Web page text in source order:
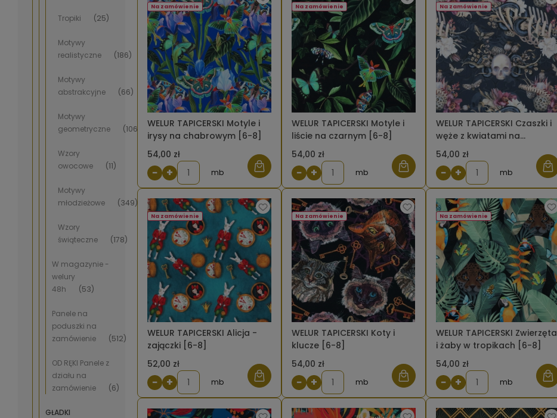
Tropiki (25)
Motywy
realistyczne
(186)
Motywy
abstrakcyjne
(66)
Motywy
geometryczne
(106)
Wzory
owocowe
(11)
Motywy
młodzieżowe
(349)
Wzory
świąteczne
(178)
W magazynie -
welury
48h
(53)
Panele na
poduszki na
zamówienie
(512)
OD RĘKI Panele z
działu na
zamówienie
(6)
GŁADKI
WELUR TAPICERSKI Motyle i
irysy na chabrowym [6-8]
54,00 zł
Na zamówienie
− + mb
WELUR TAPICERSKI Motyle i
liście na czarnym [6-8]
54,00 zł
Na zamówienie
− + mb
WELUR TAPICERSKI Czaszki i
węże z kwiatami na
grafitowym [6-8]
54,00 zł
Na zamówienie
− + mb
WELUR TAPICERSKI Alicja -
zajączki [6-8]
52,00 zł
Na zamówienie
− + mb
WELUR TAPICERSKI Koty i
klucze [6-8]
54,00 zł
Na zamówienie
− + mb
WELUR TAPICERSKI Zwierzęta
i żaby w tropikach [6-8]
54,00 zł
Na zamówienie
− + mb